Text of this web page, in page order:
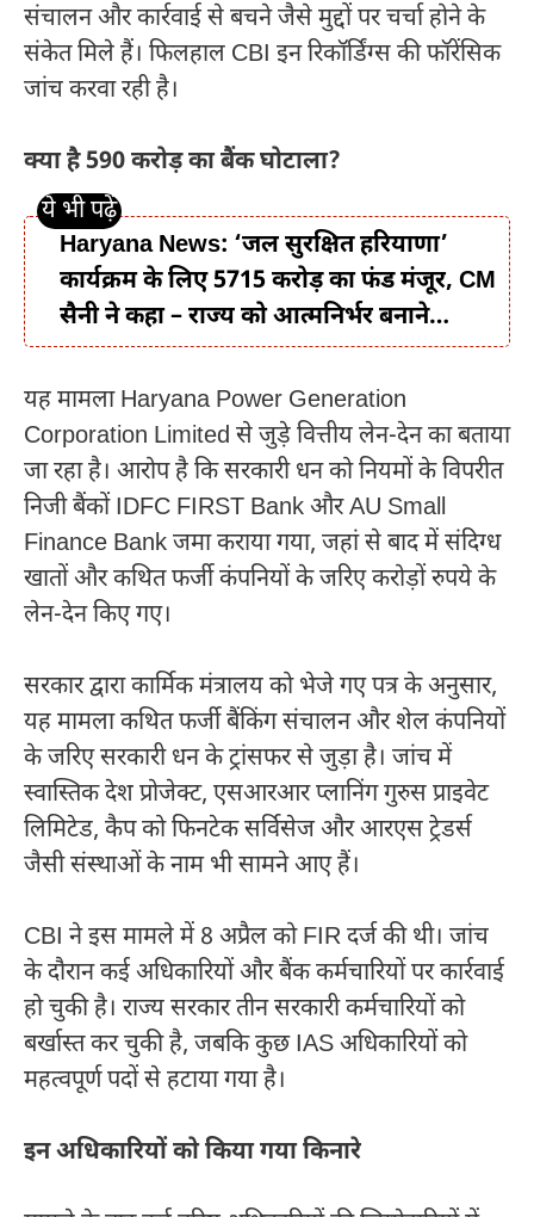
संचालन और कार्रवाई से बचने जैसे मुद्दों पर चर्चा होने के
संकेत मिले हैं। फिलहाल CBI इन रिकॉर्डिंग्स की फॉरेंसिक
जांच करवा रही है।
क्या है 590 करोड़ का बैंक घोटाला?
Haryana News: ‘जल सुरक्षित हरियाणा’
कार्यक्रम के लिए 5715 करोड़ का फंड मंजूर, CM
सैनी ने कहा – राज्य को आत्मनिर्भर बनाने…
यह मामला Haryana Power Generation
Corporation Limited से जुड़े वित्तीय लेन-देन का बताया
जा रहा है। आरोप है कि सरकारी धन को नियमों के विपरीत
निजी बैंकों IDFC FIRST Bank और AU Small
Finance Bank जमा कराया गया, जहां से बाद में संदिग्ध
खातों और कथित फर्जी कंपनियों के जरिए करोड़ों रुपये के
लेन-देन किए गए।
सरकार द्वारा कार्मिक मंत्रालय को भेजे गए पत्र के अनुसार,
यह मामला कथित फर्जी बैंकिंग संचालन और शेल कंपनियों
के जरिए सरकारी धन के ट्रांसफर से जुड़ा है। जांच में
स्वास्तिक देश प्रोजेक्ट, एसआरआर प्लानिंग गुरुस प्राइवेट
लिमिटेड, कैप को फिनटेक सर्विसेज और आरएस ट्रेडर्स
जैसी संस्थाओं के नाम भी सामने आए हैं।
CBI ने इस मामले में 8 अप्रैल को FIR दर्ज की थी। जांच
के दौरान कई अधिकारियों और बैंक कर्मचारियों पर कार्रवाई
हो चुकी है। राज्य सरकार तीन सरकारी कर्मचारियों को
बर्खास्त कर चुकी है, जबकि कुछ IAS अधिकारियों को
महत्वपूर्ण पदों से हटाया गया है।
इन अधिकारियों को किया गया किनारे